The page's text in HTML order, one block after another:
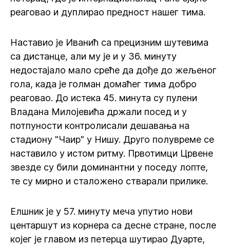
реаговао и дуплирао предност нашег тима.
Наставио је Иванић са прецизним шутевима
са дистанце, али му је и у 36. минуту
недостајало мало среће да дође до жељеног
гола, када је голман домаћег тима добро
реаговао. До истека 45. минута су пулени
Владана Милојевића држали посед и у
потпуности контролисали дешавања на
стадиону "Чаир" у Нишу. Друго полувреме се
наставило у истом ритму. Првотимци Црвене
звезде су били доминантни у поседу лопте,
те су мирно и сталожено стварали прилике.
Елшник је у 57. минуту меча упутио нови
центаршут из корнера са десне стране, после
којег је главом из петерца шутирао Дуарте,